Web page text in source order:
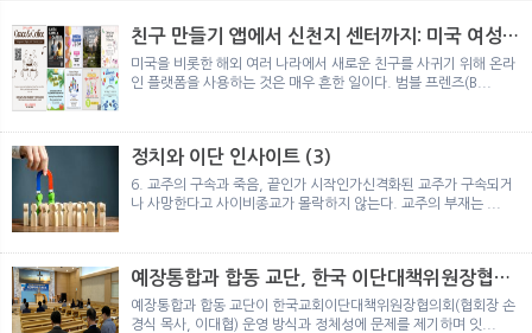
색
친구 만들기 앱에서 신천지 센터까지: 미국 여성이
경험한 9개월 포섭의 전 과정
미국을 비롯한 해외 여러 나라에서 새로운 친구를 사귀기 위해 온라
인 플랫폼을 사용하는 것은 매우 흔한 일이다. 범블 프렌즈(B...
정치와 이단 인사이트 (3)
6. 교주의 구속과 죽음, 끝인가 시작인가신격화된 교주가 구속되거
나 사망한다고 사이비종교가 몰락하지 않는다. 교주의 부재는 ...
예장통합과 합동 교단, 한국 이단대책위원장협의
회 탈퇴
예장통합과 합동 교단이 한국교회이단대책위원장협의회(협회장 손
경식 목사, 이대협) 운영 방식과 정체성에 문제를 제기하며 잇...